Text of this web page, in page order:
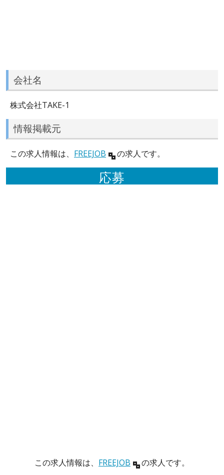
会社名
株式会社TAKE-1
情報掲載元
この求人情報は、 FREEJOB の求人です。
応募
この求人情報は、 FREEJOB の求人です。